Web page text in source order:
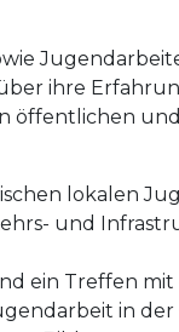
ihre
lokalen
und
ein Treffen
in